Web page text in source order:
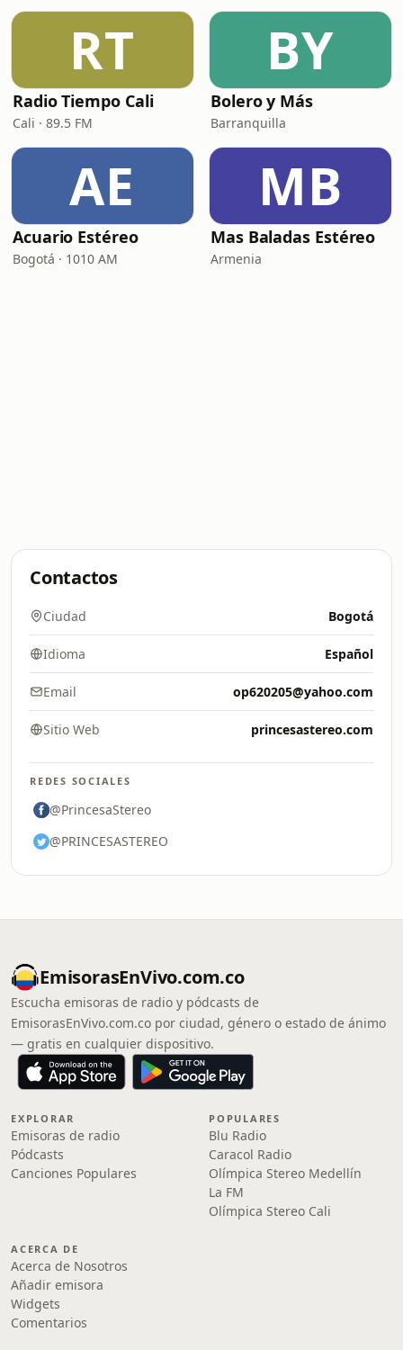
RT
Radio Tiempo Cali
Cali · 89.5 FM
BY
Bolero y Más
Barranquilla
AE
Acuario Estéreo
Bogotá · 1010 AM
MB
Mas Baladas Estéreo
Armenia
Contactos
Ciudad Bogotá
Idioma Español
Email op620205@yahoo.com
Sitio Web princesastereo.com
REDES SOCIALES
@PrincesaStereo
@PRINCESASTEREO
EmisorasEnVivo.com.co
Escucha emisoras de radio y pódcasts de
EmisorasEnVivo.com.co por ciudad, género o estado de ánimo
— gratis en cualquier dispositivo.
EXPLORAR
Emisoras de radio
Pódcasts
Canciones Populares
POPULARES
Blu Radio
Caracol Radio
Olímpica Stereo Medellín
La FM
Olímpica Stereo Cali
ACERCA DE
Acerca de Nosotros
Añadir emisora
Widgets
Comentarios